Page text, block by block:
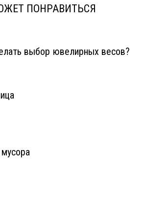
ПОНРАВИТЬСЯ
выбор ювелирных весов?